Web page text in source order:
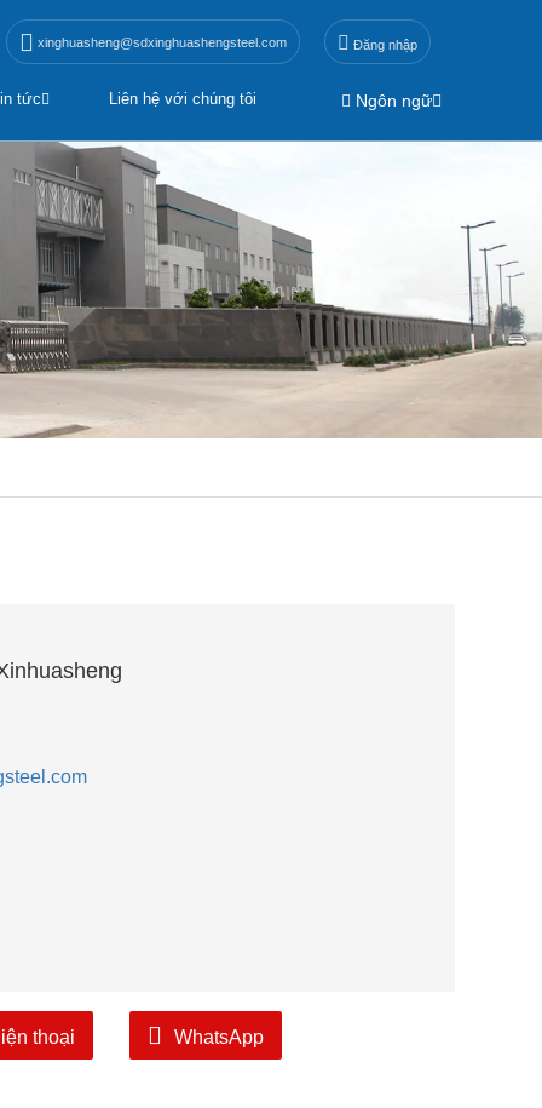
xinghuasheng@sdxinghuashengsteel.com Đăng nhập
tức Liên hệ với chúng tôi Ngôn ngữ
thoại WhatsApp